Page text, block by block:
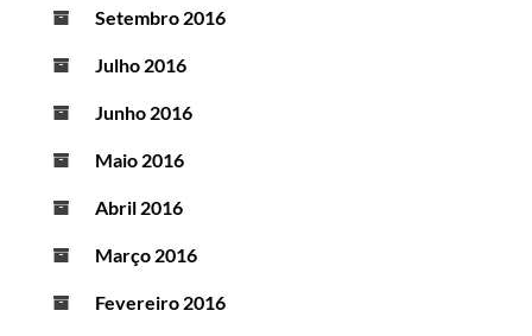
Setembro 2016
Julho 2016
Junho 2016
Maio 2016
Abril 2016
Março 2016
Fevereiro 2016